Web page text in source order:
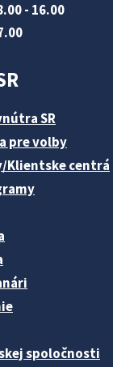
- 16.00
SR
pre volby
Klientske centrá
spoločnosti